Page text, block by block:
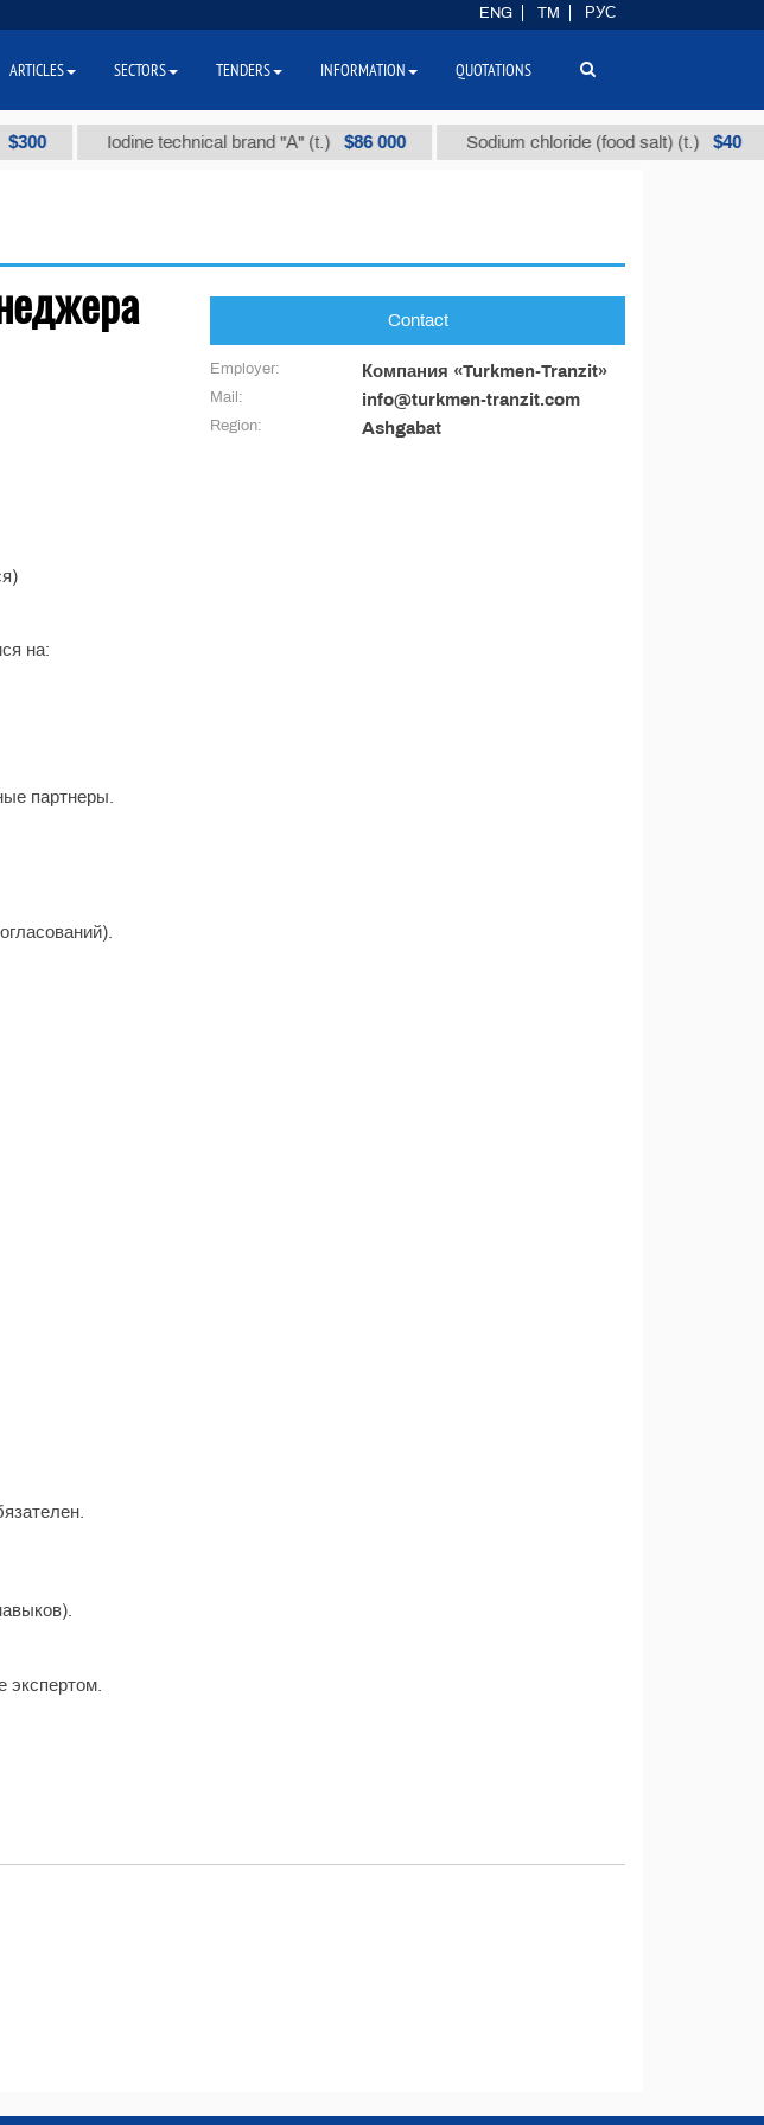
Iodine technical brand "А" (t.) $86 000 Sodium chloride (food salt) (t.) $40
на:
партнеры.
экспертом.
Contact
Employer: Компания «Turkmen-Tranzit»
Mail: info@turkmen-tranzit.com
Region: Ashgabat
ENG TM РУС
ARTICLES SECTORS TENDERS INFORMATION QUOTATIONS